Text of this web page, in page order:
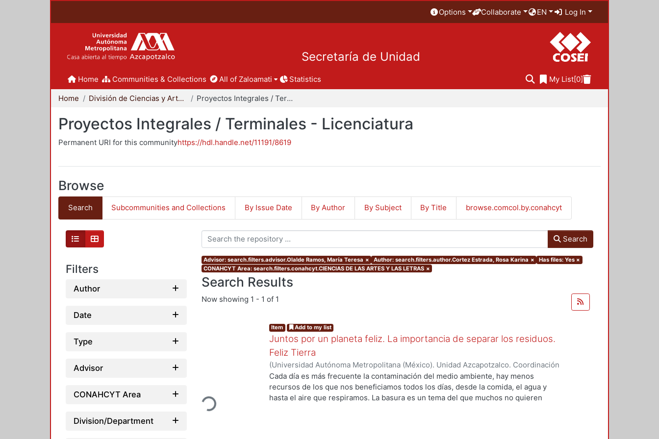
Options Collaborate EN Log In
Secretaría de Unidad
Home Communities & Collections All of Zaloamati Statistics My List[0]
Home División de Ciencias y Artes para el Diseño Proyectos Integrales / Terminales - Licenciatura
Proyectos Integrales / Terminales - Licenciatura
Permanent URI for this communityhttps://hdl.handle.net/11191/8619
Browse
Search Subcommunities and Collections By Issue Date By Author By Subject By Title browse.comcol.by.conahcyt
Filters
Author
Date
Type
Advisor
CONAHCYT Area
Division/Department
Search
Advisor: search.filters.advisor.Olalde Ramos, María Teresa × Author: search.filters.author.Cortez Estrada, Rosa Karina × Has files: Yes ×
CONAHCYT Area: search.filters.conahcyt.CIENCIAS DE LAS ARTES Y LAS LETRAS ×
Search Results
Now showing 1 - 1 of 1
Loading...
Item Add to my list
Juntos por un planeta feliz. La importancia de separar los residuos.
Feliz Tierra
(Universidad Autónoma Metropolitana (México). Unidad Azcapotzalco. Coordinación
de Servicios de Información.,2020)Cortez Estrada, Rosa Karina
Cada día es más frecuente la contaminación del medio ambiente, hay menos
recursos de los que nos beneficiamos todos los días, desde la comida, el agua y
hasta el aire que respiramos. La basura es un tema del que muchos no quieren